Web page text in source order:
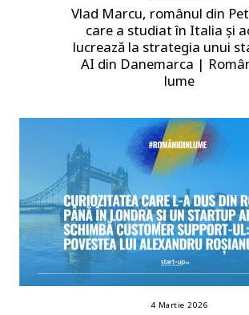
Vlad Marcu, românul din
care a studiat în Italia și
lucrează la strategia unui
AI din Danemarca |
lume
4 Martie 2026